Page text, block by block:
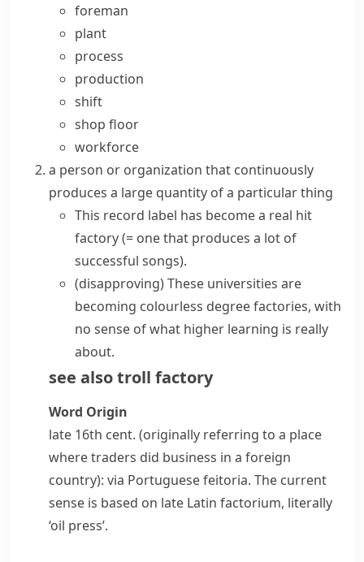
foreman
plant
process
production
shift
shop floor
workforce
a person or organization that continuously
produces a large quantity of a particular thing
This record label has become a real hit
factory(= one that produces a lot of
successful songs).
(disapproving)These universities are
becoming colourless degree factories, with
no sense of what higher learning is really
about.
see alsotroll factory
Word Origin
late 16th cent. (originally referring to a place
where traders did business in a foreign
country): via Portuguesefeitoria. The current
sense is based on late Latin factorium, literally
‘oil press’.